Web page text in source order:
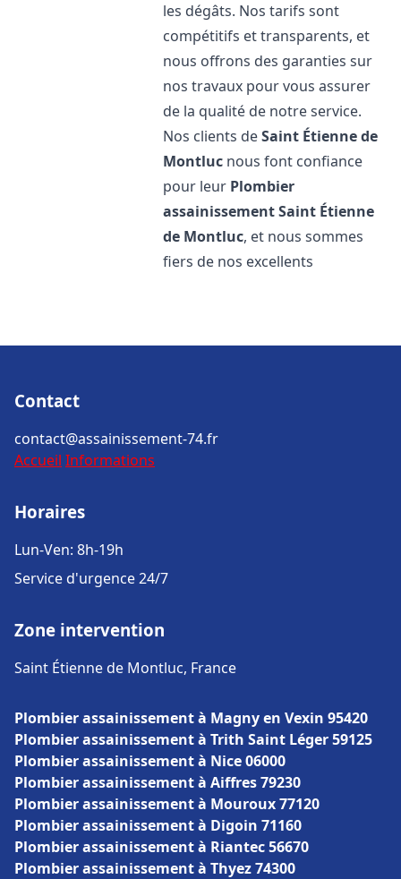
les dégâts. Nos tarifs sont
compétitifs et transparents, et
nous offrons des garanties sur
nos travaux pour vous assurer
de la qualité de notre service.
Nos clients deSaint Étienne de
Montluc nous font confiance
pour leur Plombier
assainissementSaint Étienne
de Montluc, et nous sommes
fiers de nos excellents
Contact
contact@assainissement-74.fr
Accueil Informations
Horaires
Lun-Ven: 8h-19h
Service d'urgence 24/7
Zone intervention
Saint Étienne de Montluc, France
Plombier assainissement à Magny en Vexin 95420
Plombier assainissement à Trith Saint Léger 59125
Plombier assainissement à Nice 06000
Plombier assainissement à Aiffres 79230
Plombier assainissement à Mouroux 77120
Plombier assainissement à Digoin 71160
Plombier assainissement à Riantec 56670
Plombier assainissement à Thyez 74300